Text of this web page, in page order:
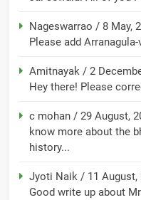
Nageswarrao / 8 May,
Please add
Amitnayak / 2
Hey there! Please
c mohan / 29 August,
know more about the
history...
Jyoti Naik / 11 August,
Good write up about